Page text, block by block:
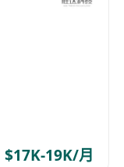
$17K-19K/月